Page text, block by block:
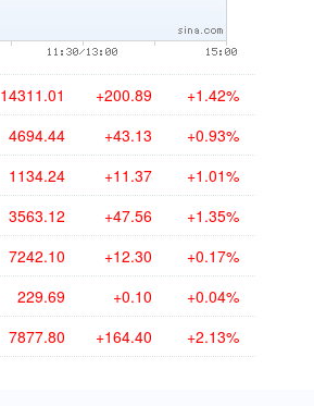
14311.01 +200.89 +1.42%
4694.44 +43.13 +0.93%
1134.24 +11.37 +1.01%
3563.12 +47.56 +1.35%
7242.10 +12.30 +0.17%
229.69 +0.10 +0.04%
7877.80 +164.40 +2.13%